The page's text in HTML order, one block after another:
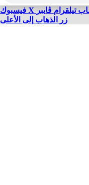
فيسبوك X تيلقرام ڤايبر
زر الذهاب إلى الأعلى